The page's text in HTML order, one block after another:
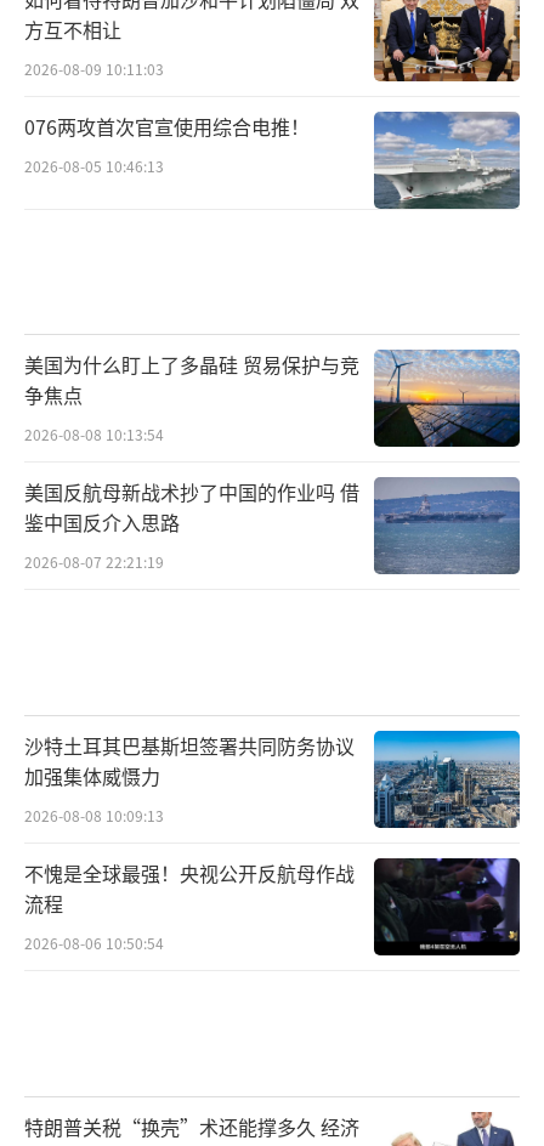
方互不相让
2026-08-09 10:11:03
076两攻首次官宣使用综合电推！
2026-08-05 10:46:13
美国为什么盯上了多晶硅 贸易保护与竞
争焦点
2026-08-08 10:13:54
美国反航母新战术抄了中国的作业吗 借
鉴中国反介入思路
2026-08-07 22:21:19
沙特土耳其巴基斯坦签署共同防务协议
加强集体威慑力
2026-08-08 10:09:13
不愧是全球最强！央视公开反航母作战
流程
2026-08-06 10:50:54
特朗普关税“换壳”术还能撑多久 经济